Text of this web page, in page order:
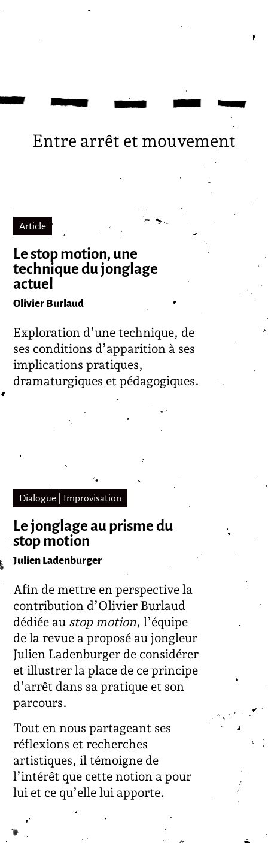
Entre arrêt et mouvement
Article
Le stop motion, une
technique du jonglage
actuel
Olivier Burlaud
Exploration d’une technique, de
ses conditions d’apparition à ses
implications pratiques,
dramaturgiques et pédagogiques.
Dialogue | Improvisation
Le jonglage au prisme du
stop motion
Julien Ladenburger
Afin de mettre en perspective la
contribution d’Olivier Burlaud
dédiée au stop motion, l’équipe
de la revue a proposé au jongleur
Julien Ladenburger de considérer
et illustrer la place de ce principe
d’arrêt dans sa pratique et son
parcours.
Tout en nous partageant ses
réflexions et recherches
artistiques, il témoigne de
l’intérêt que cette notion a pour
lui et ce qu’elle lui apporte.